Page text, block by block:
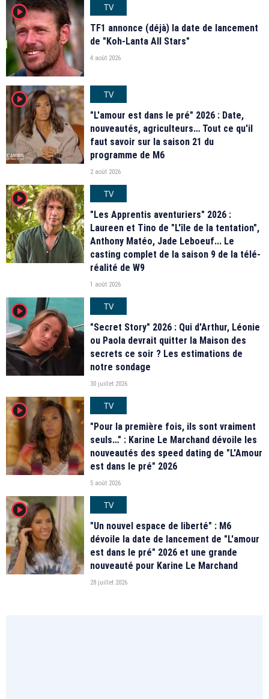
player2
TV
TF1 annonce (déjà) la date de lancement
de "Koh-Lanta All Stars"
4 août 2026
player2
TV
"L'amour est dans le pré" 2026 : Date,
nouveautés, agriculteurs… Tout ce qu'il
faut savoir sur la saison 21 du
programme de M6
2 août 2026
player2
TV
"Les Apprentis aventuriers" 2026 :
Laureen et Tino de "L'île de la tentation",
Anthony Matéo, Jade Leboeuf... Le
casting complet de la saison 9 de la télé-
réalité de W9
1 août 2026
player2
TV
"Secret Story" 2026 : Qui d'Arthur, Léonie
ou Paola devrait quitter la Maison des
secrets ce soir ? Les estimations de
notre sondage
30 juillet 2026
player2
TV
"Pour la première fois, ils sont vraiment
seuls…" : Karine Le Marchand dévoile les
nouveautés des speed dating de "L'Amour
est dans le pré" 2026
5 août 2026
player2
TV
"Un nouvel espace de liberté" : M6
dévoile la date de lancement de "L'amour
est dans le pré" 2026 et une grande
nouveauté pour Karine Le Marchand
28 juillet 2026